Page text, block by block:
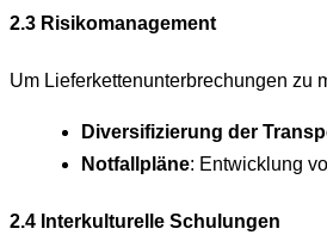
2.3 Risikomanagement
Um Lieferkettenunterbrechungen zu
Diversifizierung der
Notfallpläne: Entwicklung
2.4 Interkulturelle Schulungen